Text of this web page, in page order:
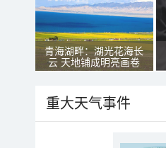
青海湖畔：湖光花海长
云 天地铺成明亮画卷
重大天气事件